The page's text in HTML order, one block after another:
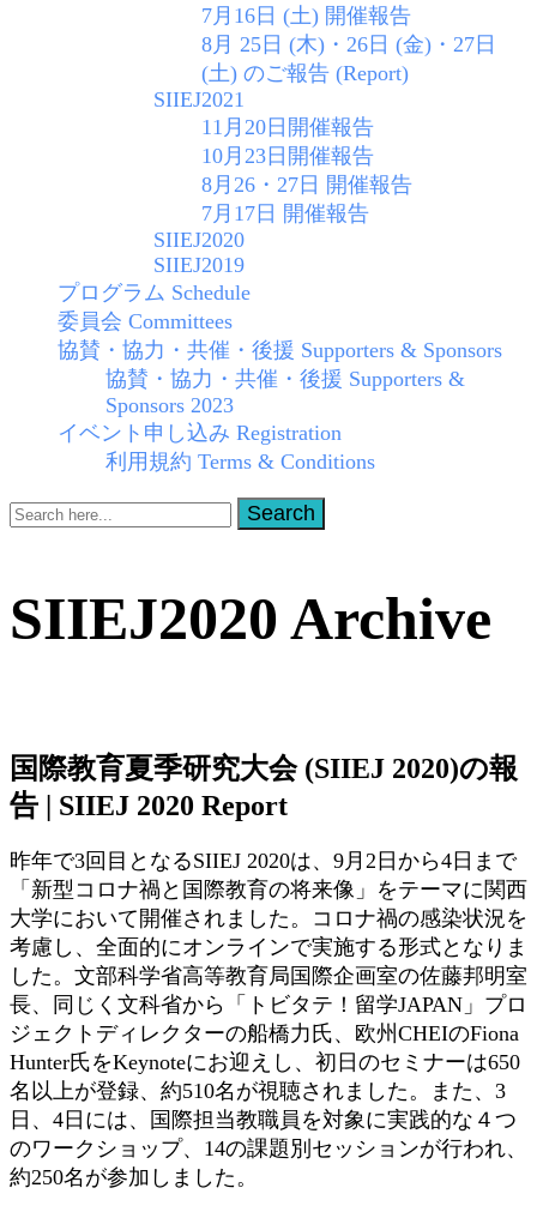
7月16日 (土) 開催報告
8月 25日 (木)・26日 (金)・27日
(土) のご報告 (Report)
SIIEJ2021
11月20日開催報告
10月23日開催報告
8月26・27日 開催報告
7月17日 開催報告
SIIEJ2020
SIIEJ2019
プログラム Schedule
委員会 Committees
協賛・協力・共催・後援 Supporters & Sponsors
協賛・協力・共催・後援 Supporters &
Sponsors 2023
イベント申し込み Registration
利用規約 Terms & Conditions
Search
for:
Search
SIIEJ2020 Archive
国際教育夏季研究大会 (SIIEJ 2020)の報
告 | SIIEJ 2020 Report
昨年で3回目となるSIIEJ 2020は、9月2日から4日まで
「新型コロナ禍と国際教育の将来像」をテーマに関西
大学において開催されました。コロナ禍の感染状況を
考慮し、全面的にオンラインで実施する形式となりま
した。文部科学省高等教育局国際企画室の佐藤邦明室
長、同じく文科省から「トビタテ！留学JAPAN」プロ
ジェクトディレクターの船橋力氏、欧州CHEIのFiona
Hunter氏をKeynoteにお迎えし、初日のセミナーは650
名以上が登録、約510名が視聴されました。また、3
日、4日には、国際担当教職員を対象に実践的な４つ
のワークショップ、14の課題別セッションが行われ、
約250名が参加しました。